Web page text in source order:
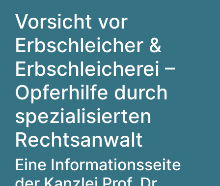
Vorsicht vor
Erbschleicher &
Erbschleicherei –
Opferhilfe durch
spezialisierten
Rechtsanwalt
Eine Informationsseite